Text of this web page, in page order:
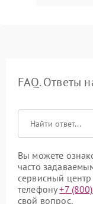
FAQ. Ответы
Вы можете
часто
сервисный
телефону+7
свой вопрос.